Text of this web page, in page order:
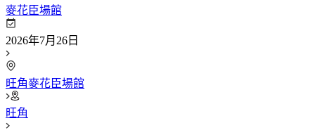
麥花臣場館
2026年7月26日
旺角麥花臣場館
旺角